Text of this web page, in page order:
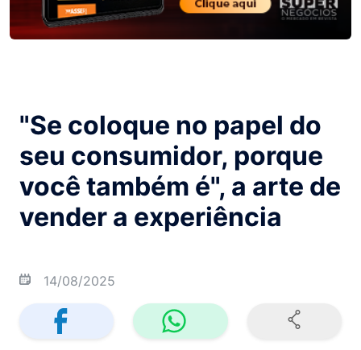
"Se coloque no papel do
seu consumidor, porque
você também é", a arte de
vender a experiência
14/08/2025